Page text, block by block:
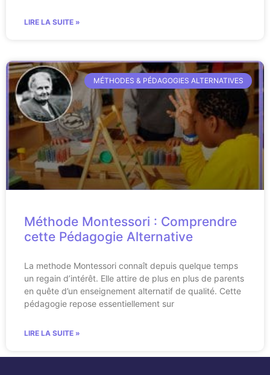
LIRE LA SUITE »
MÉTHODES & PÉDAGOGIES ALTERNATIVES
Méthode Montessori : Comprendre
cette Pédagogie Alternative
La methode Montessori connaît depuis quelque temps
un regain d’intérêt. Elle attire de plus en plus de parents
en quête d’un enseignement alternatif de qualité. Cette
pédagogie repose essentiellement sur
LIRE LA SUITE »